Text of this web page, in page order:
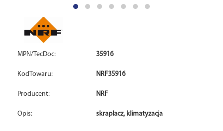
MPN/TecDoc: 35916
KodTowaru: NRF35916
Producent: NRF
Opis: skraplacz, klimatyzacja